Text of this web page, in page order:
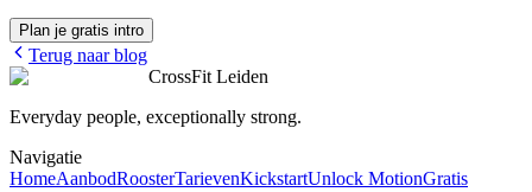
Plan je gratis intro
Terug naar blog
CrossFit Leiden
Everyday people, exceptionally strong.
Navigatie
HomeAanbodRoosterTarievenKickstartUnlock MotionGratis